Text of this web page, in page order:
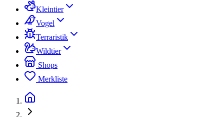
Kleintier
Vogel
Terraristik
Wildtier
Shops
Merkliste